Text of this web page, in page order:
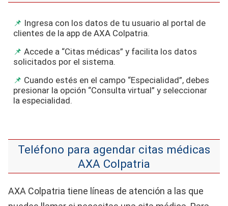
Ingresa con los datos de tu usuario al portal de
clientes de la app de AXA Colpatria.
Accede a “Citas médicas” y facilita los datos
solicitados por el sistema.
Cuando estés en el campo “Especialidad”, debes
presionar la opción “Consulta virtual” y seleccionar
la especialidad.
Teléfono para agendar citas médicas
AXA Colpatria
AXA Colpatria tiene líneas de atención a las que